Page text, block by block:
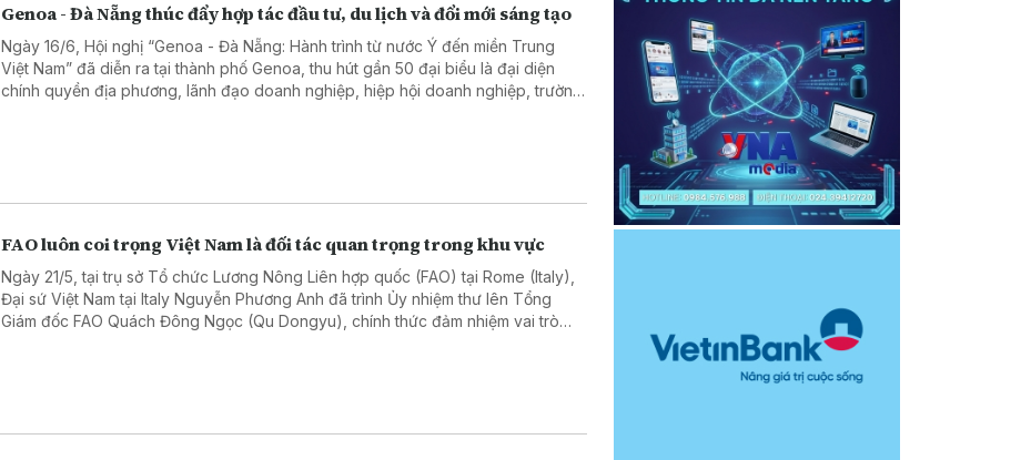
Genoa - Đà Nẵng thúc đẩy hợp tác đầu tư, du lịch và đổi mới sáng tạo
Ngày 16/6, Hội nghị “Genoa - Đà Nẵng: Hành trình từ nước Ý đến miền Trung
Việt Nam” đã diễn ra tại thành phố Genoa, thu hút gần 50 đại biểu là đại diện
chính quyền địa phương, lãnh đạo doanh nghiệp, hiệp hội doanh nghiệp, trường
FAO luôn coi trọng Việt Nam là đối tác quan trọng trong khu vực
Ngày 21/5, tại trụ sở Tổ chức Lương Nông Liên hợp quốc (FAO) tại Rome (Italy),
Đại sứ Việt Nam tại Italy Nguyễn Phương Anh đã trình Ủy nhiệm thư lên Tổng
Giám đốc FAO Quách Đông Ngọc (Qu Dongyu), chính thức đảm nhiệm vai trò